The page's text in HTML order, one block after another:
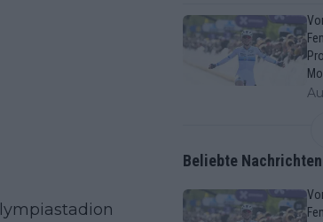
Beliebte Nachrichten